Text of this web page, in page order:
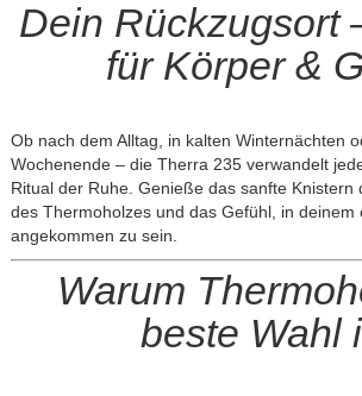
Dein Rückzugsort
für Körper &
Ob nach dem Alltag, in kalten Winternächten
Wochenende – die Therra 235 verwandelt
Ritual der Ruhe. Genieße das sanfte Knistern
des Thermoholzes und das Gefühl, in deinem
angekommen zu sein.
Warum
beste Wahl